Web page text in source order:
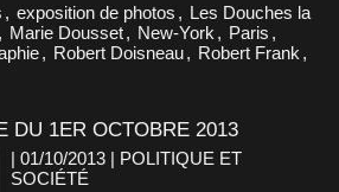
, exposition de photos , Les Douches la
, Marie Dousset, New-York , Paris ,
, Robert Doisneau, Robert Frank ,
DU 1ER OCTOBRE 2013
| 01/10/2013 | POLITIQUE ET
SOCIÉTÉ